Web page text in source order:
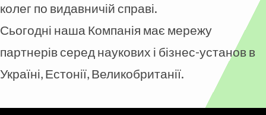
колег по видавничій справі.
Сьогодні наша Компанія має мережу
партнерів серед наукових і бізнес-установ в
Україні, Естонії, Великобританії.